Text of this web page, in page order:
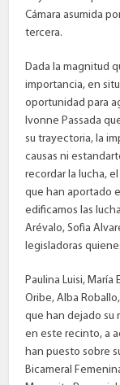
Cámara asumida
tercera.
Dada la magnitud
importancia, en
oportunidad para
Ivonne Passada
su trayectoria, la
causas ni
recordar la lucha,
que han aportado
edificamos las
Arévalo, Sofìa
legisladoras
Paulina Luisi, María
Oribe, Alba
que han dejado su
en este recinto, a
han puesto sobre
Bicameral